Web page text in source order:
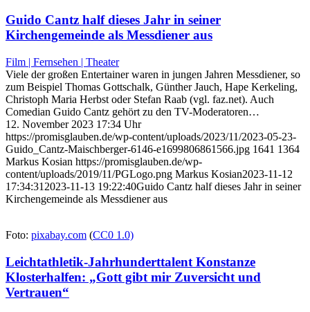
Guido Cantz half dieses Jahr in seiner
Kirchengemeinde als Messdiener aus
Film | Fernsehen | Theater
Viele der großen Entertainer waren in jungen Jahren Messdiener, so
zum Beispiel Thomas Gottschalk, Günther Jauch, Hape Kerkeling,
Christoph Maria Herbst oder Stefan Raab (vgl. faz.net). Auch
Comedian Guido Cantz gehört zu den TV-Moderatoren…
12. November 2023 17:34 Uhr
https://promisglauben.de/wp-content/uploads/2023/11/2023-05-23-
Guido_Cantz-Maischberger-6146-e1699806861566.jpg 1641 1364
Markus Kosian https://promisglauben.de/wp-
content/uploads/2019/11/PGLogo.png Markus Kosian2023-11-12
17:34:31 2023-11-13 19:22:40Guido Cantz half dieses Jahr in seiner
Kirchengemeinde als Messdiener aus
Foto: pixabay.com (CC0 1.0)
Leichtathletik-Jahrhunderttalent Konstanze
Klosterhalfen: „Gott gibt mir Zuversicht und
Vertrauen“